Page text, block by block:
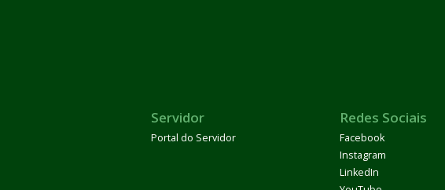
Servidor
Portal do Servidor
Redes Sociais
Facebook
Instagram
LinkedIn